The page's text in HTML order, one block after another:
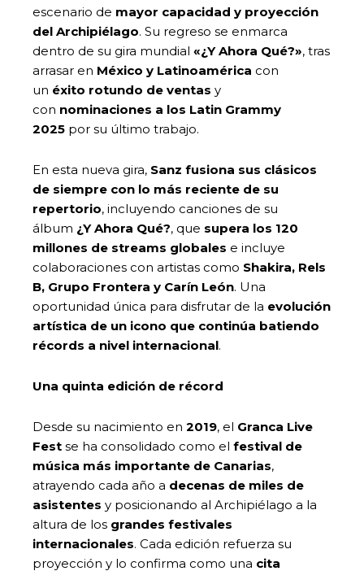
escenario de mayor capacidad y proyección
del Archipiélago. Su regreso se enmarca
dentro de su gira mundial «¿Y Ahora Qué?», tras
arrasar en México y Latinoamérica con
un éxito rotundo de ventas y
con nominaciones a los Latin Grammy
2025 por su último trabajo.
En esta nueva gira, Sanz fusiona sus clásicos
de siempre con lo más reciente de su
repertorio, incluyendo canciones de su
álbum ¿Y Ahora Qué?, que supera los 120
millones de streams globales e incluye
colaboraciones con artistas como Shakira, Rels
B, Grupo Frontera y Carín León. Una
oportunidad única para disfrutar de la evolución
artística de un icono que continúa batiendo
récords a nivel internacional.
Una quinta edición de récord
Desde su nacimiento en 2019, el Granca Live
Fest se ha consolidado como el festival de
música más importante de Canarias,
atrayendo cada año a decenas de miles de
asistentes y posicionando al Archipiélago a la
altura de los grandes festivales
internacionales. Cada edición refuerza su
proyección y lo confirma como una cita